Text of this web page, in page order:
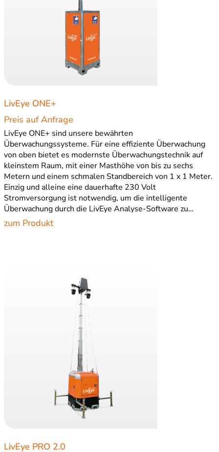
LivEye ONE+
Preis auf Anfrage
LivEye ONE+ sind unsere bewährten
Überwachungssysteme. Für eine effiziente Überwachung
von oben bietet es modernste Überwachungstechnik auf
kleinstem Raum, mit einer Masthöhe von bis zu sechs
Metern und einem schmalen Standbereich von 1 x 1 Meter.
Einzig und alleine eine dauerhafte 230 Volt
Stromversorgung ist notwendig, um die intelligente
Überwachung durch die LivEye Analyse-Software zu…
zum Produkt
LivEye PRO 2.0